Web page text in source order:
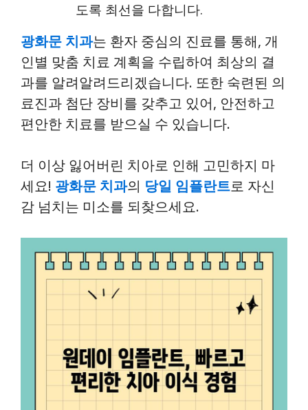
도록 최선을 다합니다.
광화문 치과는 환자 중심의 진료를 통해, 개
인별 맞춤 치료 계획을 수립하여 최상의 결
과를 알려알려드리겠습니다. 또한 숙련된 의
료진과 첨단 장비를 갖추고 있어, 안전하고
편안한 치료를 받으실 수 있습니다.
더 이상 잃어버린 치아로 인해 고민하지 마
세요! 광화문 치과의 당일 임플란트로 자신
감 넘치는 미소를 되찾으세요.